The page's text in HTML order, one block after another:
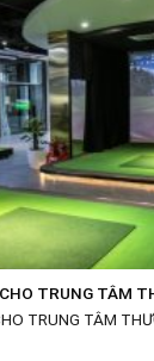
TRUNG TÂM
TRUNG TÂM